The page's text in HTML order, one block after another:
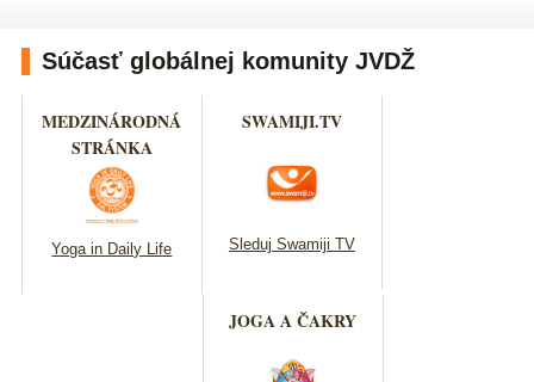
Súčasť globálnej komunity JVDŽ
MEDZINÁRODNÁ
STRÁNKA
Yoga in Daily Life
SWAMIJI.TV
Sleduj Swamiji TV
JOGA A ČAKRY